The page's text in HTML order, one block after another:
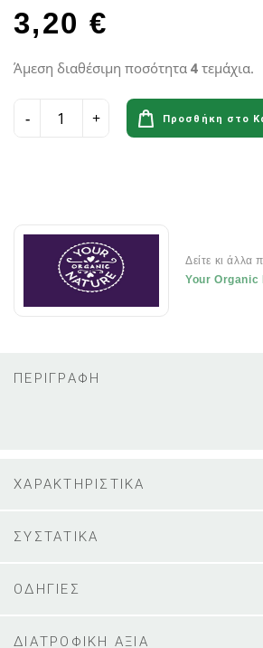
3,20 €
Άμεση διαθέσιμη ποσότητα 4 τεμάχια.
Προσθήκη στο
Δείτε κι άλλα
Your Organic
ΠΕΡΙΓΡΑΦΗ
ΧΑΡΑΚΤΗΡΙΣΤΙΚΑ
ΣΥΣΤΑΤΙΚΑ
ΟΔΗΓΙΕΣ
ΔΙΑΤΡΟΦΙΚΗ ΑΞΙΑ